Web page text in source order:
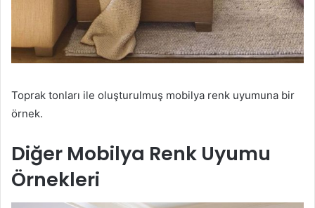
Toprak tonları ile oluşturulmuş mobilya renk uyumuna bir
örnek.
Diğer Mobilya Renk Uyumu
Örnekleri